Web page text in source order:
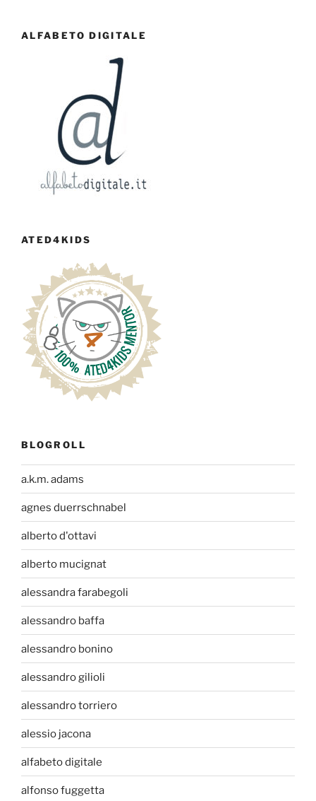
ALFABETO DIGITALE
ATED4KIDS
BLOGROLL
a.k.m. adams
agnes duerrschnabel
alberto d'ottavi
alberto mucignat
alessandra farabegoli
alessandro baffa
alessandro bonino
alessandro gilioli
alessandro torriero
alessio jacona
alfabeto digitale
alfonso fuggetta